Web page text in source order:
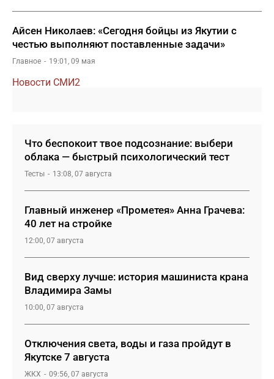
Айсен Николаев: «Сегодня бойцы из Якутии с
честью выполняют поставленные задачи»
Главное 19:01, 09 мая
Новости СМИ2
Что беспокоит твое подсознание: выбери
облака — быстрый психологический тест
Тесты 13:08, 07 августа
Главный инженер «Прометея» Анна Грачева:
40 лет на стройке
12:00, 07 августа
Вид сверху лучше: история машиниста крана
Владимира Замы
10:00, 07 августа
Отключения света, воды и газа пройдут в
Якутске 7 августа
ЖКХ 09:56, 07 августа